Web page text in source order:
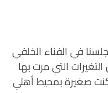
في الفناء الخلفي
التي مرت بها
صغيرة بمحيط أهلي